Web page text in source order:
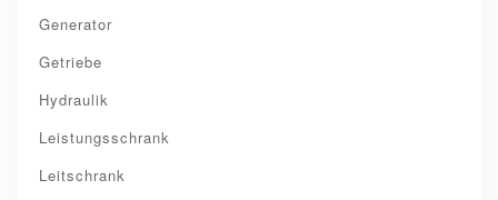
Generator
Getriebe
Hydraulik
Leistungsschrank
Leitschrank